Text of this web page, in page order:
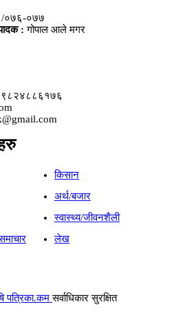
०७६-०७७
: गोपाल आले मगर
किसान
अर्थ/बजार
स्वास्थ्य/जीवनशैली
लेख
पत्रिका.कमसर्वाधिकार सुरक्षित